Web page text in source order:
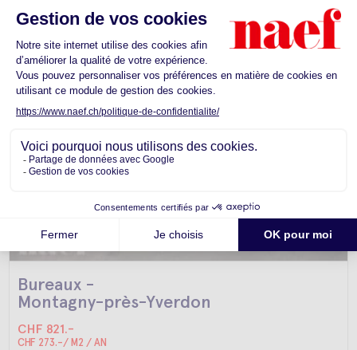
Bureaux -
Montagny-près-Yverdon
CHF 821.-
CHF 273.-/ M2 / AN